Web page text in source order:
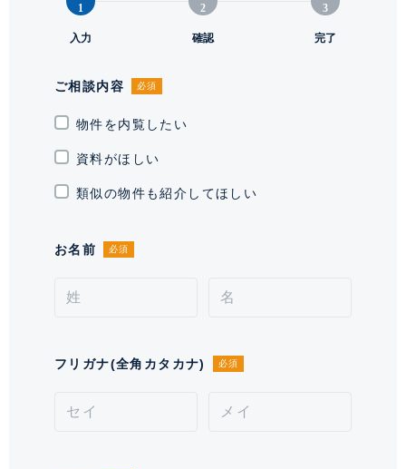
入居可能日
(途中解約でも返金なし)、 バイク
契約形態 定期借家契約
約条件により金員内容が異なります)。退去時室内清掃
途請求。■保証会社必須。【月次型】初回保証料:契約時
1
入力
2
確認
3
完了
ご相談内容 必須
物件を内覧したい
資料がほしい
類似の物件も紹介してほしい
お名前 必須
フリガナ(全角カタカナ) 必須